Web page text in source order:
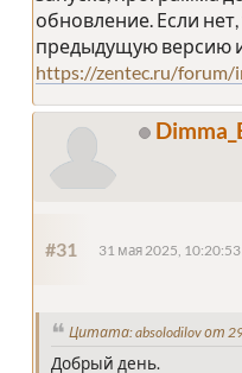
обновление. Если
предыдущую версию
https://zentec.ru/forum/
#31 31 мая 2025, 10:20:53
Цитата: absolodilov от
Добрый день.